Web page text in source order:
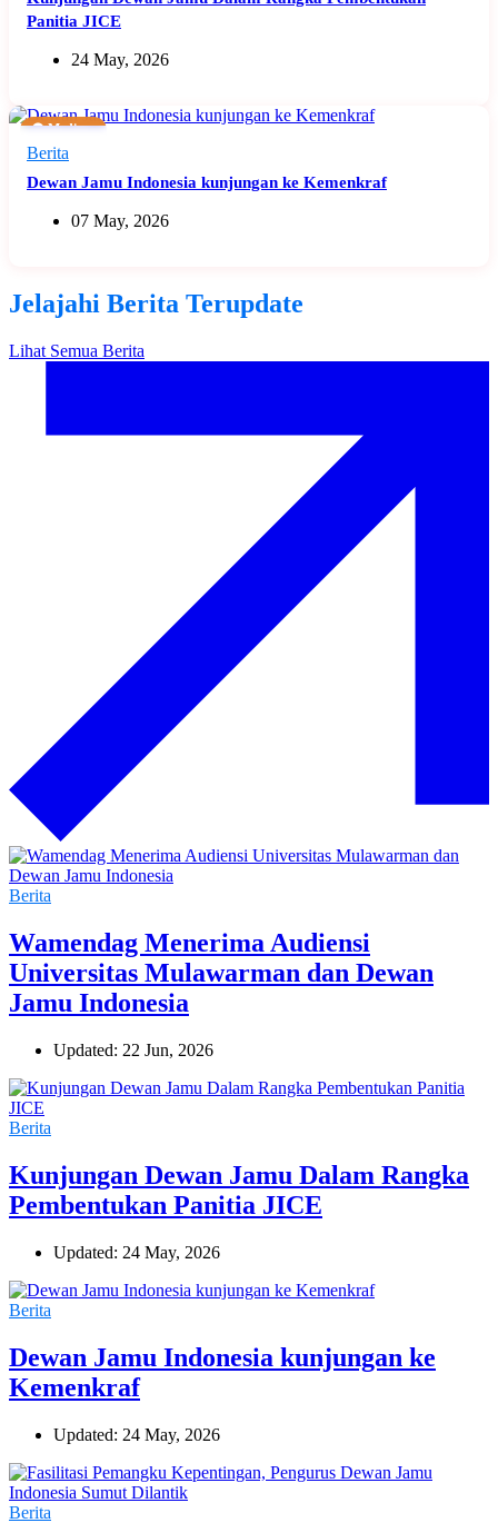
Panitia JICE
24 May, 2026
🟠 Medium
Berita
Dewan Jamu Indonesia kunjungan ke Kemenkraf
07 May, 2026
Jelajahi Berita Terupdate
Lihat Semua Berita
Berita
Wamendag Menerima Audiensi
Universitas Mulawarman dan Dewan
Jamu Indonesia
Updated: 22 Jun, 2026
Berita
Kunjungan Dewan Jamu Dalam Rangka
Pembentukan Panitia JICE
Updated: 24 May, 2026
Berita
Dewan Jamu Indonesia kunjungan ke
Kemenkraf
Updated: 24 May, 2026
Berita